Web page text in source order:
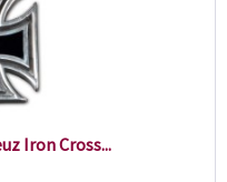
Iron Cross...